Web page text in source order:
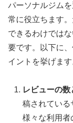
パーソナルジム
常に役立ちます
できるわけでは
要です。以下に
イントを挙げます
レビューの
稿されている
様々な利用者